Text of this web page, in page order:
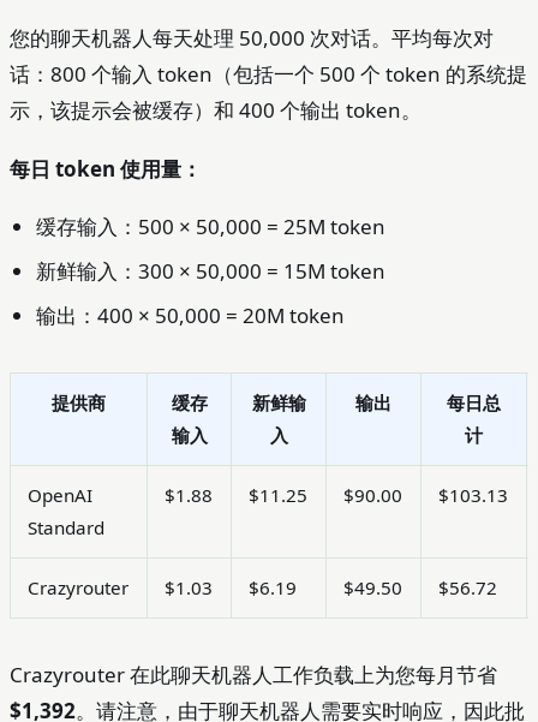
您的聊天机器人每天处理 50,000 次对话。平均每次对
话：800 个输入 token（包括一个 500 个 token 的系统提
示，该提示会被缓存）和 400 个输出 token。
每日 token 使用量：
缓存输入：500 × 50,000 = 25M token
新鲜输入：300 × 50,000 = 15M token
输出：400 × 50,000 = 20M token
提供商
缓存
输入
新鲜输
入
输出
每日总
计
OpenAI
Standard
$1.88 $11.25 $90.00 $103.13
Crazyrouter $1.03 $6.19 $49.50 $56.72
Crazyrouter 在此聊天机器人工作负载上为您每月节省
$1,392。请注意，由于聊天机器人需要实时响应，因此批